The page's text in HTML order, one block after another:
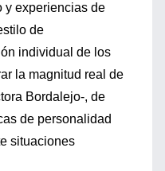
y experiencias de
de
individual de los
la magnitud real de
Bordalejo-, de
de personalidad
situaciones